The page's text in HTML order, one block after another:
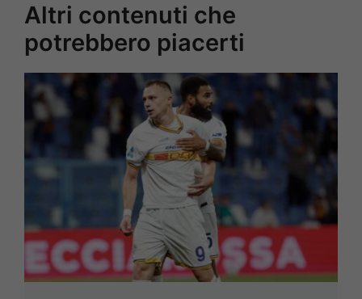
Altri contenuti che
potrebbero piacerti